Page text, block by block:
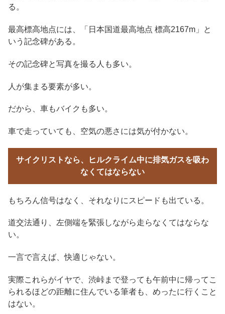
る。
最高標高地点には、「日本国道最高地点 標高2167m」と
いう記念碑がある。
その記念碑と写真を撮る人も多い。
人が集まる要素が多い。
だから、車もバイクも多い。
車で走っていても、空気の悪さには気が付かない。
サイクリストなら、ヒルクライム中に排気ガスを吸わ
なくてはならない
もちろん信号はなく、それなりにスピードも出ている。
道交法通り、左側端を緊張しながら走らなくてはならな
い。
一言で言えば、快適じゃない。
実際これらがイヤで、渋峠まで登っても午前中に帰ってこ
られるほどの距離に住んでいる筆者も、めったに行くこと
はない。